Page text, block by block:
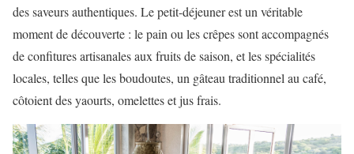
des saveurs authentiques. Le petit-déjeuner est un véritable
moment de découverte : le pain ou les crêpes sont accompagnés
de confitures artisanales aux fruits de saison, et les spécialités
locales, telles que les boudoutes, un gâteau traditionnel au café,
côtoient des yaourts, omelettes et jus frais.